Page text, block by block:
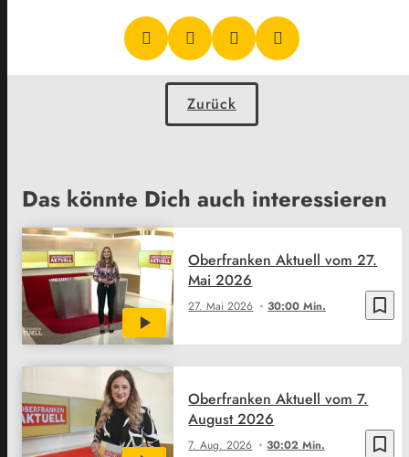
Zurück
Das könnte Dich auch interessieren
bookmark_border
27. Mai 2026 30:00 Min.
Oberfranken Aktuell vom 27.
Mai 2026
bookmark_border
7. Aug. 2026 30:02 Min.
Oberfranken Aktuell vom 7.
August 2026